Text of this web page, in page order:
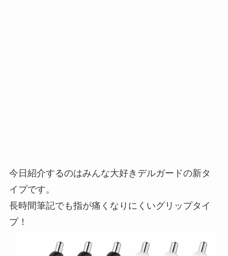
今日紹介するのはみんな大好きデルガードの新タ
イプです。
長時間筆記でも指が痛くなりにくいグリップタイ
プ！